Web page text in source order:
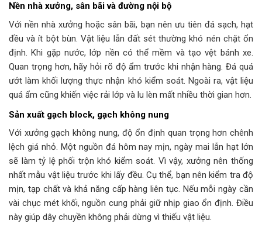
Nền nhà xưởng, sân bãi và đường nội bộ
Với nền nhà xưởng hoặc sân bãi, bạn nên ưu tiên đá sạch, hạt
đều và ít bột bùn. Vật liệu lẫn đất sét thường khó nén chặt ổn
định. Khi gặp nước, lớp nền có thể mềm và tạo vệt bánh xe.
Quan trọng hơn, hãy hỏi rõ độ ẩm trước khi nhận hàng. Đá quá
ướt làm khối lượng thực nhận khó kiểm soát. Ngoài ra, vật liệu
quá ẩm cũng khiến việc rải lớp và lu lèn mất nhiều thời gian hơn.
Sản xuất gạch block, gạch không nung
Với xưởng gạch không nung, độ ổn định quan trọng hơn chênh
lệch giá nhỏ. Một nguồn đá hôm nay mịn, ngày mai lẫn hạt lớn
sẽ làm tỷ lệ phối trộn khó kiểm soát. Vì vậy, xưởng nên thống
nhất mẫu vật liệu trước khi lấy đều. Cụ thể, bạn nên kiểm tra độ
mịn, tạp chất và khả năng cấp hàng liên tục. Nếu mỗi ngày cần
vài chục mét khối, nguồn cung phải giữ nhịp giao ổn định. Điều
này giúp dây chuyền không phải dừng vì thiếu vật liệu.